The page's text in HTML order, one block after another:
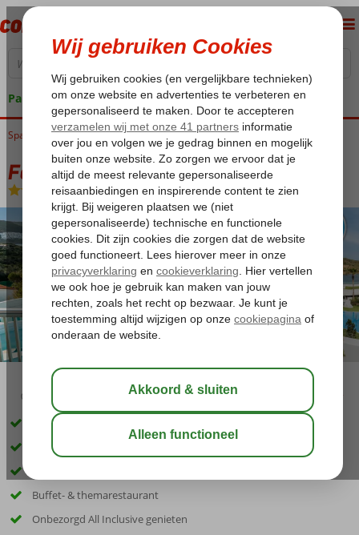
Pakketgarantie
Home
Spanje Balearen Menorca Playa de Fornells Fergus Club Carema Splash
Fergus Club Carema Splash
Logies en ontbijt -Aparthotel
02:30
Uniek All Inclusive hotel direct aan het strand
Eigen splash/aquapark met volop glijbanen
Buffet- & themarestaurant
Onbezorgd All Inclusive genieten